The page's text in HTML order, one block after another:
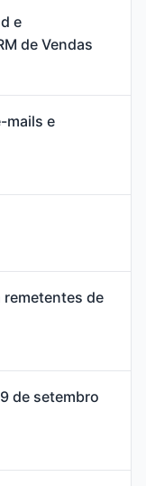
e
de Vendas
mails e
de
de setembro